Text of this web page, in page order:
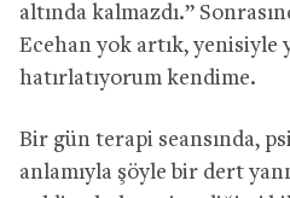
altında kalmazdı.”
Ecehan yok artık, yenisiyle
hatırlatıyorum kendime.
Bir gün terapi seansında,
anlamıyla şöyle bir dert